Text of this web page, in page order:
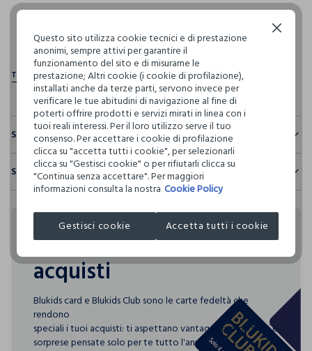
pdp.loyalty.section.advantages
Sostenibilità e trasparenza
Sicurezza
Il 100% dei nostri articoli viene sottoposto a test chimico-
fisici, per verificarne il rispetto dei limiti che abbiamo
restrittivi rispetto a quelli previsti dalla normativa
internazionale.
I nostri fornitori
L'OREAL ITALIA SPA - GARNIER
MADE IN ITALY
Spedizione e resi
Hai fino a 30 giorni dalla consegna del tuo ordine online per
cambiare idea e restituire i prodotti che hai acquistato.
Rendi speciali i tuoi
acquisti
Blukids card e Blukids Club sono le carte fedeltà che
rendono
speciali i tuoi acquisti: ti aspettano vantaggi, promozioni e
sorprese pensate solo per te tutto l'anno!
Questo sito utilizza cookie tecnici e di prestazione
anonimi, sempre attivi per garantire il
funzionamento del sito e di misurarne le
prestazione; Altri cookie (i cookie di profilazione),
installati anche da terze parti, servono invece per
verificare le tue abitudini di navigazione al fine di
poterti offrire prodotti e servizi mirati in linea con i
tuoi reali interessi. Per il loro utilizzo serve il tuo
consenso. Per accettare i cookie di profilazione
clicca su "accetta tutti i cookie", per selezionarli
clicca su "Gestisci cookie" o per rifiutarli clicca su
"Continua senza accettare". Per maggiori
informazioni consulta la nostra Cookie Policy
Gestisci cookie Accetta tutti i cookie
Continua senza accettare